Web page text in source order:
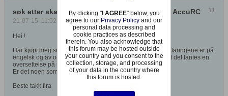
#1
søk etter skandinavisk manual til simulatoren AccuRC
21-07-15, 11:52
Hei !
Har kjøpt meg simulatoren AccuRC. Siden manualen/ forklaringene er på
engelsk og av og til litt vanskelig å forstå, hadde jeg håpet det fantes en
oversettelse på norsk, svensk eller dansk.
Er det noen som kjenner til noe om dette !?
Beste takk fira
By clicking "I AGREE" below, you
agree to our Privacy Policy and our
personal data processing and
cookie practices as described
therein. You also acknowledge that
this forum may be hosted outside
your country and you consent to the
collection, storage, and processing
of your data in the country where
this forum is hosted.